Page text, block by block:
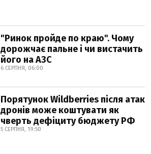
"Ринок пройде по краю". Чому
дорожчає пальне і чи вистачить
його на АЗС
6 СЕРПНЯ, 06:00
Порятунок Wildberries після атак
дронів може коштувати як
чверть дефіциту бюджету РФ
5 СЕРПНЯ, 19:50